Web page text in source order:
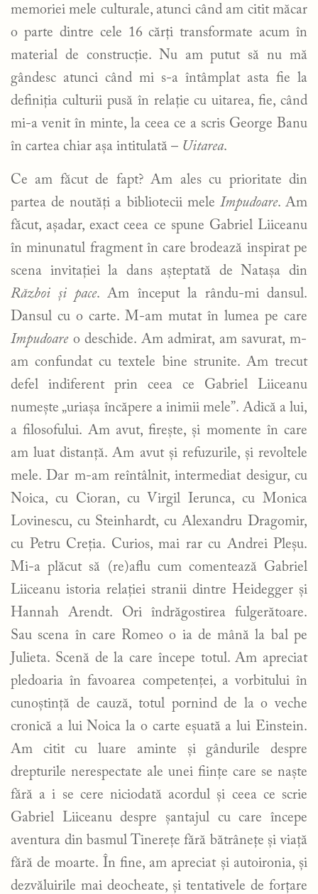
memoriei mele culturale, atunci când am citit măcar
o parte dintre cele 16 cărți transformate acum în
material de construcție. Nu am putut să nu mă
gândesc atunci când mi s-a întâmplat asta fie la
definiția culturii pusă în relație cu uitarea, fie, când
mi-a venit în minte, la ceea ce a scris George Banu
în cartea chiar așa intitulată – Uitarea.
Ce am făcut de fapt? Am ales cu prioritate din
partea de noutăți a bibliotecii mele Impudoare. Am
făcut, așadar, exact ceea ce spune Gabriel Liiceanu
în minunatul fragment în care brodează inspirat pe
scena invitației la dans așteptată de Natașa din
Război și pace. Am început la rându-mi dansul.
Dansul cu o carte. M-am mutat în lumea pe care
Impudoareo deschide. Am admirat, am savurat, m-
am confundat cu textele bine strunite. Am trecut
defel indiferent prin ceea ce Gabriel Liiceanu
numește „uriașa încăpere a inimii mele”. Adică a lui,
a filosofului. Am avut, firește, și momente în care
am luat distanță. Am avut și refuzurile, și revoltele
mele. Dar m-am reîntâlnit, intermediat desigur, cu
Noica, cu Cioran, cu Virgil Ierunca, cu Monica
Lovinescu, cu Steinhardt, cu Alexandru Dragomir,
cu Petru Creția. Curios, mai rar cu Andrei Pleșu.
Mi-a plăcut să (re)aflu cum comentează Gabriel
Liiceanu istoria relației stranii dintre Heidegger și
Hannah Arendt. Ori îndrăgostirea fulgerătoare.
Sau scena în care Romeo o ia de mână la bal pe
Julieta. Scenă de la care începe totul. Am apreciat
pledoaria în favoarea competenței, a vorbitului în
cunoștință de cauză, totul pornind de la o veche
cronică a lui Noica la o carte eșuată a lui Einstein.
Am citit cu luare aminte și gândurile despre
drepturile nerespectate ale unei ființe care se naște
fără a i se cere niciodată acordul și ceea ce scrie
Gabriel Liiceanu despre șantajul cu care începe
aventura din basmul Tinerețe fără bătrânețe și viață
fără de moarte. În fine, am apreciat și autoironia, și
dezvăluirile mai deocheate, și tentativele de forțare